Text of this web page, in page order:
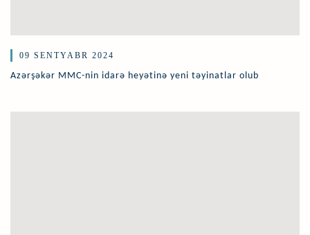
09 SENTYABR 2024
Azərşəkər MMC-nin idarə heyətinə yeni təyinatlar olub